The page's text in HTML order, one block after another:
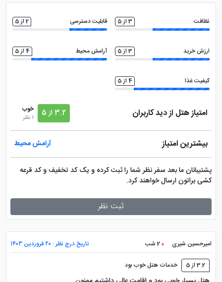
نظافت 3 از 5 قابلیت دسترسی 2 از 5
ارزش خرید 3 از 5 آرامش محیط 4 از 5
کیفیت غذا 4 از 5
امتیاز هتل از دید کاربران 3.2 از 5
خوب
1 نظر
بیشترین امتیاز آرامش محیط
پشتیبانان ما بعد سفر نظر شما را ثبت کرده و یک کد تخفیف و کد قرعه
کشی براتون ارسال خواهند کرد.
ثبت نظر
امیرحسین شیری 2 شب تاریخ درج نظر : ۲۰ فروردین ۱۴۰۳
3.2 از 5 خدمات هتل خوب بود